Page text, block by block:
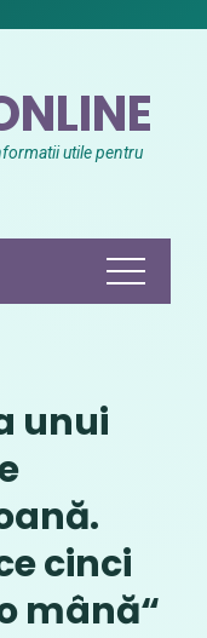
utile pentru
unui
cinci
mână“